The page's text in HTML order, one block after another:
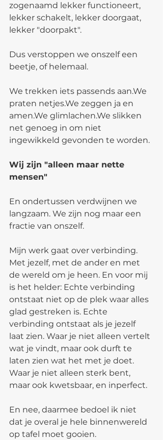
zogenaamd lekker functioneert,
lekker schakelt, lekker doorgaat,
lekker "doorpakt".
Dus verstoppen we onszelf een
beetje, of helemaal.
We trekken iets passends aan.We
praten netjes.We zeggen ja en
amen.We glimlachen.We slikken
net genoeg in om niet
ingewikkeld gevonden te worden.
Wij zijn "alleen maar nette
mensen"
En ondertussen verdwijnen we
langzaam. We zijn nog maar een
fractie van onszelf.
Mijn werk gaat over verbinding.
Met jezelf, met de ander en met
de wereld om je heen. En voor mij
is het helder: Echte verbinding
ontstaat niet op de plek waar alles
glad gestreken is. Echte
verbinding ontstaat als je jezelf
laat zien. Waar je niet alleen vertelt
wat je vindt, maar ook durft te
laten zien wat het met je doet.
Waar je niet alleen sterk bent,
maar ook kwetsbaar, en inperfect.
En nee, daarmee bedoel ik niet
dat je overal je hele binnenwereld
op tafel moet gooien.